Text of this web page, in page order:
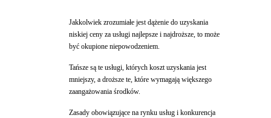
Jakkolwiek zrozumiałe jest dążenie do uzyskania
niskiej ceny za usługi najlepsze i najdroższe, to może
być okupione niepowodzeniem.
Tańsze są te usługi, których koszt uzyskania jest
mniejszy, a droższe te, które wymagają większego
zaangażowania środków.
Zasady obowiązujące na rynku usług i konkurencja